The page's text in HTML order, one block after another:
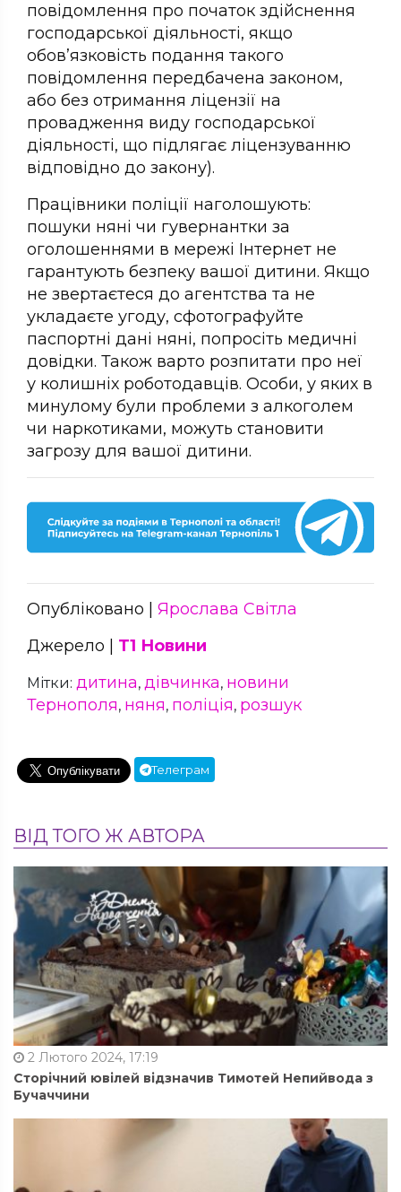
повідомлення про початок здійснення
господарської діяльності, якщо
обов’язковість подання такого
повідомлення передбачена законом,
або без отримання ліцензії на
провадження виду господарської
діяльності, що підлягає ліцензуванню
відповідно до закону).
Працівники поліції наголошують:
пошуки няні чи гувернантки за
оголошеннями в мережі Інтернет не
гарантують безпеку вашої дитини. Якщо
не звертаєтеся до агентства та не
укладаєте угоду, сфотографуйте
паспортні дані няні, попросіть медичні
довідки. Також варто розпитати про неї
у колишніх роботодавців. Особи, у яких в
минулому були проблеми з алкоголем
чи наркотиками, можуть становити
загрозу для вашої дитини.
Опубліковано | Ярослава Світла
Джерело | Т1 Новини
Мітки: дитина, дівчинка, новини
Тернополя, няня, поліція, розшук
Телеграм
ВІД ТОГО Ж АВТОРА
2 Лютого 2024, 17:19
Сторічний ювілей відзначив Тимотей Непийвода з
Бучаччини